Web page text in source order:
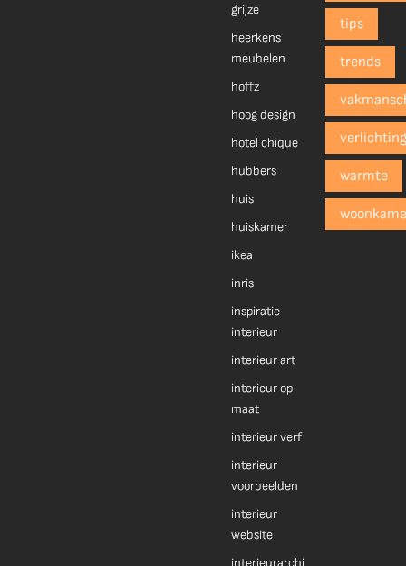
grijze
heerkens
meubelen
hoffz
hoog design
hotel chique
hubbers
huis
huiskamer
ikea
inris
inspiratie
interieur
interieur art
interieur op
maat
interieur verf
interieur
voorbeelden
interieur
website
interieurarchi
tips
trends
warmte